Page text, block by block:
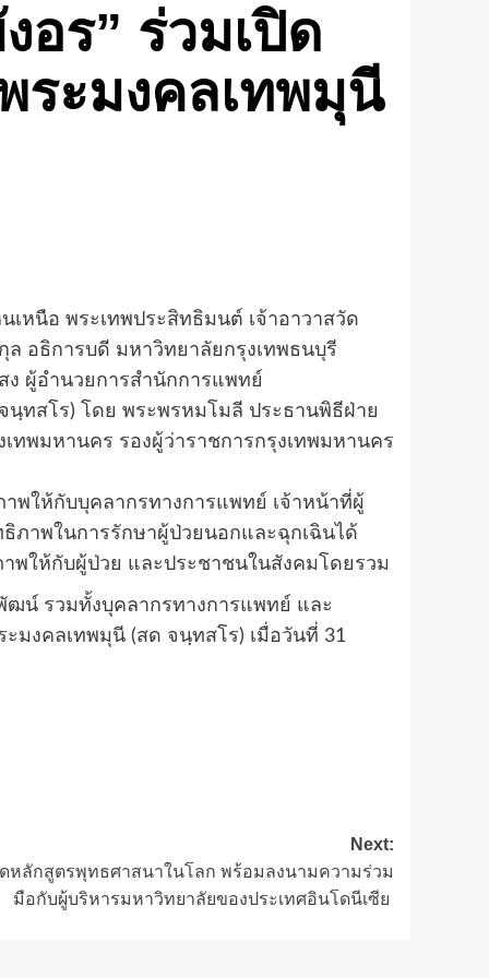
อร” ร่วมเปิด
ระมงคลเทพมุนี
หนือ พระเทพประสิทธิมนต์ เจ้าอาวาสวัด
อธิการบดี มหาวิทยาลัยกรุงเทพธนบุรี
ผู้อำนวยการสำนักการแพทย์
นฺทสโร) โดย พระพรหมโมลี ประธานพิธีฝ่าย
ทพมหานคร รองผู้ว่าราชการกรุงเทพมหานคร
พให้กับบุคลากรทางการแพทย์ เจ้าหน้าที่ผู้
ภาพในการรักษาผู้ป่วยนอกและฉุกเฉินได้
พให้กับผู้ป่วย และประชาชนในสังคมโดยรวม
ฒน์ รวมทั้งบุคลากรทางการแพทย์ และ
มงคลเทพมุนี (สด จนฺทสโร) เมื่อวันที่ 31
Next:
หลักสูตรพุทธศาสนาในโลก พร้อมลงนามความร่วม
มือกับผู้บริหารมหาวิทยาลัยของประเทศอินโดนีเซีย